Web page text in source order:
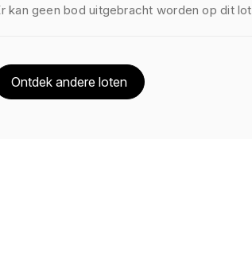
kan geen bod uitgebracht worden op dit lot
Ontdek andere loten